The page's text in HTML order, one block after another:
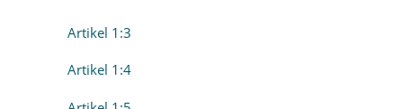
Artikel 1:3
Artikel 1:4